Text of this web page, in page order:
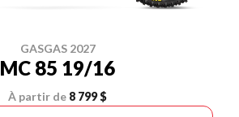
GASGAS 2027
MC 85 19/16
À partir de 8 799 $